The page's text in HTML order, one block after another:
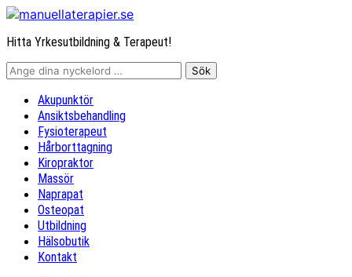
Hitta Yrkesutbildning & Terapeut!
Akupunktör
Ansiktsbehandling
Fysioterapeut
Hårborttagning
Kiropraktor
Massör
Naprapat
Osteopat
Utbildning
Hälsobutik
Kontakt